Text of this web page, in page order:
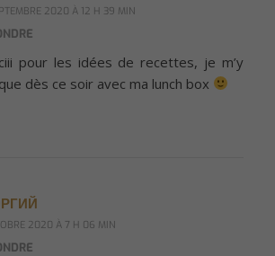
2020 À 12 H 39 MIN
pour les idées de recettes, je m’y
dès ce soir avec ma lunch box
2020 À 7 H 06 MIN